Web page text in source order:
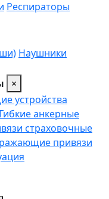
Респираторы
Наушники
×
устройства
Гибкие анкерные
страховочные
привязи